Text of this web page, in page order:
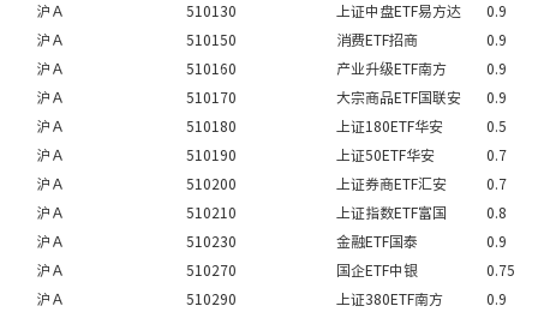
沪Ａ
510130 上证中盘ETF易方达
0.9
沪Ａ
510150 消费ETF招商
0.9
沪Ａ
510160 产业升级ETF南方
0.9
沪Ａ
510170 大宗商品ETF国联安
0.9
沪Ａ
510180 上证180ETF华安
0.5
沪Ａ
510190 上证50ETF华安
0.7
沪Ａ
510200 上证券商ETF汇安
0.7
沪Ａ
510210 上证指数ETF富国
0.8
沪Ａ
510230 金融ETF国泰
0.9
沪Ａ
510270 国企ETF中银
0.75
沪Ａ
510290 上证380ETF南方 0.9